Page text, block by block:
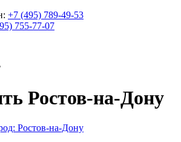
+7 (495) 789-49-53
755-77-07
Ростов-на-Дону
Ростов-на-Дону